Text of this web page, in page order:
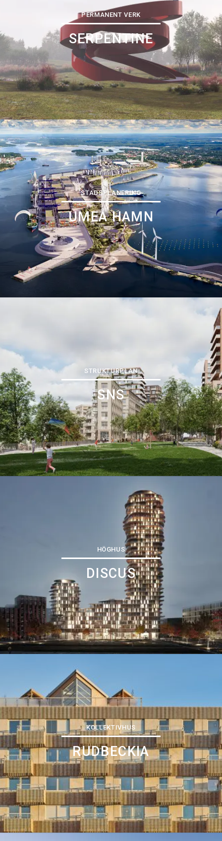
PERMANENT VERK
SERPENTINE
STADSPLANERING
UMEÅ HAMN
STRUKTURPLAN
SNS
HÖGHUS
DISCUS
KOLLEKTIVHUS
RUDBECKIA